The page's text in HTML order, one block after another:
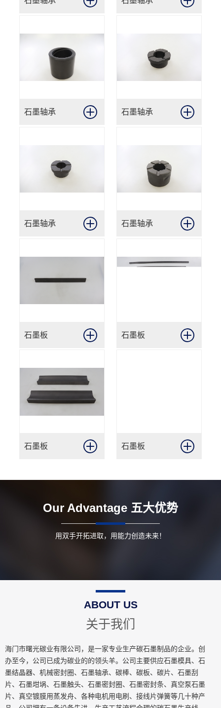
石墨轴承 石墨轴承
石墨轴承 石墨轴承
石墨板 石墨板
石墨板 石墨板
Our Advantage 五大优势
用双手开拓进取，用能力创造未来！
ABOUT US
关于我们
海门市曙光碳业有限公司，是一家专业生产碳石墨制品的企业。创
办至今，公司已成为碳业的的领头羊。公司主要供应石墨模具、石
墨结晶器、机械密封圈、石墨轴承、碳棒、碳板、碳片、石墨刮
片、石墨坩埚、石墨触头、石墨密封圈、石墨密封条、真空泵石墨
片、真空镀膜用蒸发舟、各种电机用电刷、接线片弹簧等几十种产